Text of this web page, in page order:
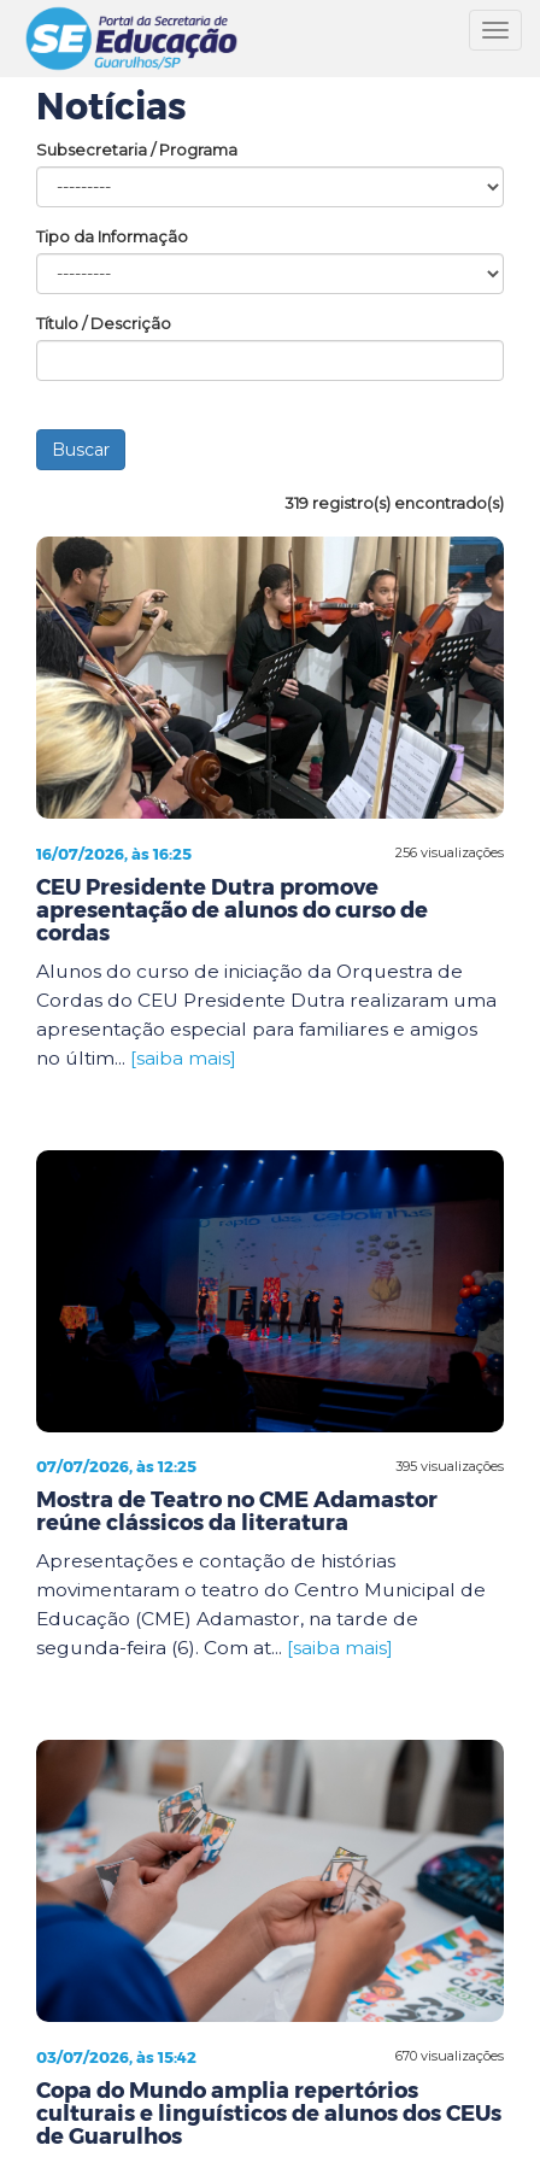
Notícias
Subsecretaria / Programa
Tipo da Informação
Título / Descrição
319 registro(s) encontrado(s)
256 visualizações
16/07/2026, às 16:25
CEU Presidente Dutra promove
apresentação de alunos do curso de
cordas
Alunos do curso de iniciação da Orquestra de
Cordas do CEU Presidente Dutra realizaram uma
apresentação especial para familiares e amigos
no últim... [saiba mais]
395 visualizações
07/07/2026, às 12:25
Mostra de Teatro no CME Adamastor
reúne clássicos da literatura
Apresentações e contação de histórias
movimentaram o teatro do Centro Municipal de
Educação (CME) Adamastor, na tarde de
segunda-feira (6). Com at... [saiba mais]
670 visualizações
03/07/2026, às 15:42
Copa do Mundo amplia repertórios
culturais e linguísticos de alunos dos CEUs
de Guarulhos